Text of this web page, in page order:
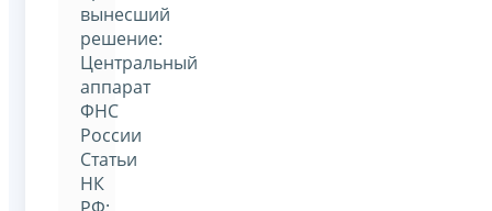
вынесший
решение:
Центральный
аппарат
ФНС
России
Статьи
НК